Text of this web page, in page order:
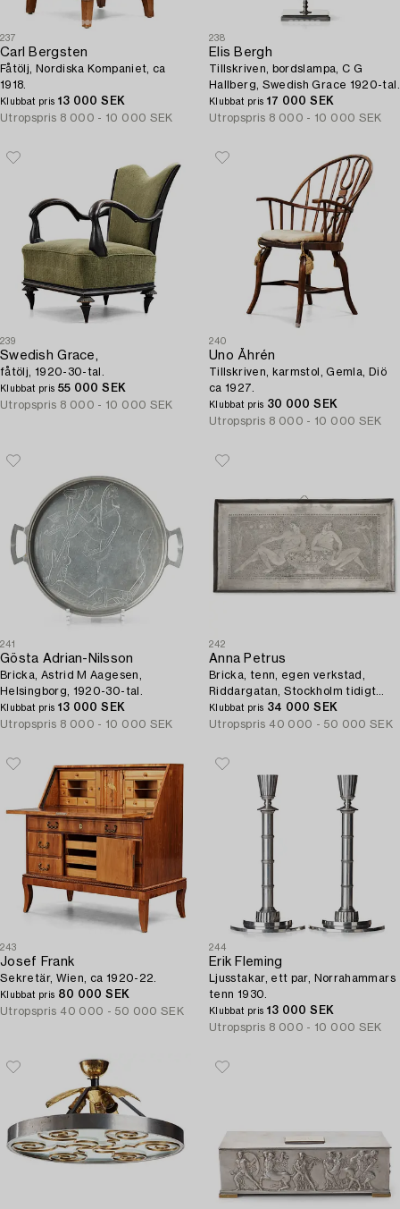
237
Carl Bergsten
Fåtölj, Nordiska Kompaniet, ca
1918.
Klubbat pris 13 000 SEK
Utropspris 8 000 - 10 000 SEK
238
Elis Bergh
Tillskriven, bordslampa, C G
Hallberg, Swedish Grace 1920-tal.
Klubbat pris 17 000 SEK
Utropspris 8 000 - 10 000 SEK
239
Swedish Grace,
fåtölj, 1920-30-tal.
Klubbat pris 55 000 SEK
Utropspris 8 000 - 10 000 SEK
240
Uno Åhrén
Tillskriven, karmstol, Gemla, Diö
ca 1927.
Klubbat pris 30 000 SEK
Utropspris 8 000 - 10 000 SEK
241
Gösta Adrian-Nilsson
Bricka, Astrid M Aagesen,
Helsingborg, 1920-30-tal.
Klubbat pris 13 000 SEK
Utropspris 8 000 - 10 000 SEK
242
Anna Petrus
Bricka, tenn, egen verkstad,
Riddargatan, Stockholm tidigt
1920-tal. Modellen utställd
Världsutställningen i Paris 1925.
Klubbat pris 34 000 SEK
Utropspris 40 000 - 50 000 SEK
243
Josef Frank
Sekretär, Wien, ca 1920-22.
Klubbat pris 80 000 SEK
Utropspris 40 000 - 50 000 SEK
244
Erik Fleming
Ljusstakar, ett par, Norrahammars
tenn 1930.
Klubbat pris 13 000 SEK
Utropspris 8 000 - 10 000 SEK